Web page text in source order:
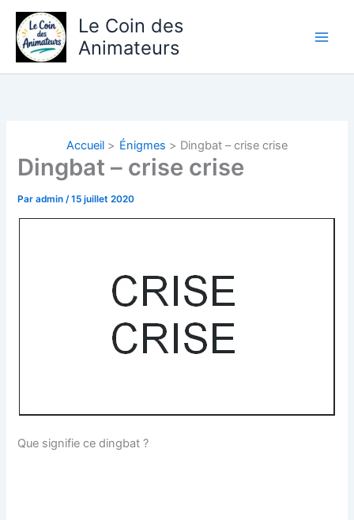
Aller
contenu
Le Coin des
Animateurs
Accueil Énigmes Dingbat – crise crise
Dingbat – crise crise
Paradmin/15 juillet 2020
Que signifie ce dingbat ?